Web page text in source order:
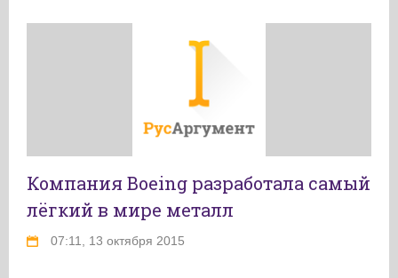
Компания Boeing разработала самый
лёгкий в мире металл
07:11, 13 октября 2015